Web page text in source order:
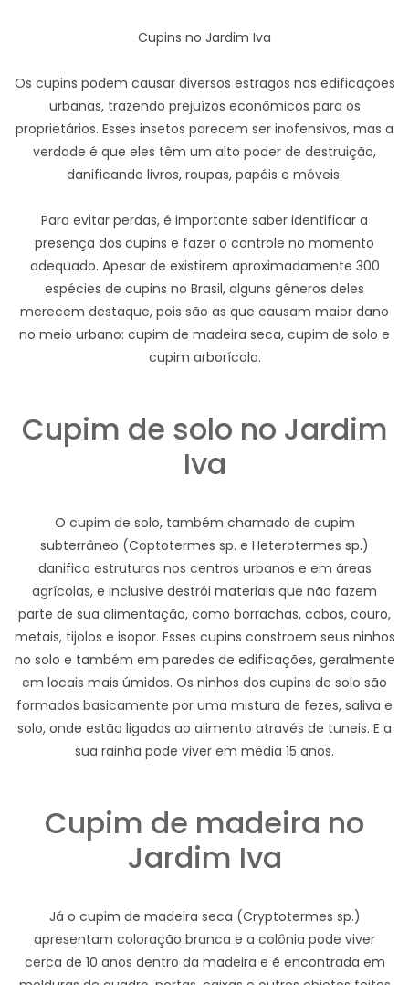
Cupins no Jardim Iva
Os cupins podem causar diversos estragos nas edificações
urbanas, trazendo prejuízos econômicos para os
proprietários. Esses insetos parecem ser inofensivos, mas a
verdade é que eles têm um alto poder de destruição,
danificando livros, roupas, papéis e móveis.
Para evitar perdas, é importante saber identificar a
presença dos cupins e fazer o controle no momento
adequado. Apesar de existirem aproximadamente 300
espécies de cupins no Brasil, alguns gêneros deles
merecem destaque, pois são as que causam maior dano
no meio urbano: cupim de madeira seca, cupim de solo e
cupim arborícola.
Cupim de solo no Jardim
Iva
O cupim de solo, também chamado de cupim
subterrâneo (Coptotermes sp. e Heterotermes sp.)
danifica estruturas nos centros urbanos e em áreas
agrícolas, e inclusive destrói materiais que não fazem
parte de sua alimentação, como borrachas, cabos, couro,
metais, tijolos e isopor. Esses cupins constroem seus ninhos
no solo e também em paredes de edificações, geralmente
em locais mais úmidos. Os ninhos dos cupins de solo são
formados basicamente por uma mistura de fezes, saliva e
solo, onde estão ligados ao alimento através de tuneis. E a
sua rainha pode viver em média 15 anos.
Cupim de madeira no
Jardim Iva
Já o cupim de madeira seca (Cryptotermes sp.)
apresentam coloração branca e a colônia pode viver
cerca de 10 anos dentro da madeira e é encontrada em